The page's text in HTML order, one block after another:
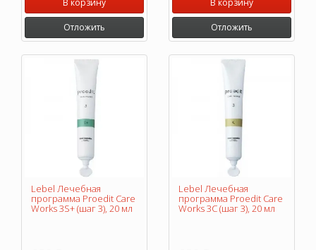
Отложить Отложить
Lebel Лечебная
программа Proedit Care
Works 3S+ (шаг 3), 20 мл
Lebel Лечебная
программа Proedit Care
Works 3C (шаг 3), 20 мл